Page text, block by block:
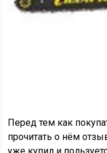
Перед тем как
прочитать о нём